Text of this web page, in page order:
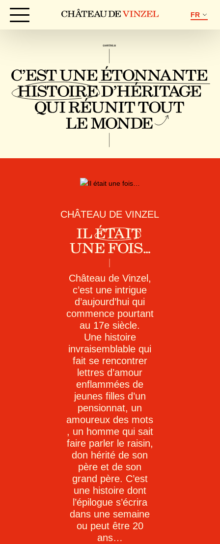
FR
CHÂTEAU DE VINZEL
Château de Vinzel,
c’est une intrigue
d’aujourd’hui qui
commence pourtant
au 17e siècle.
Une histoire
invraisemblable qui
fait se rencontrer
lettres d’amour
enflammées de
jeunes filles d’un
pensionnat, un
amoureux des mots
, un homme qui sait
faire parler le raisin,
don hérité de son
père et de son
grand père. C’est
une histoire dont
l’épilogue s’écrira
dans une semaine
ou peut être 20
ans…